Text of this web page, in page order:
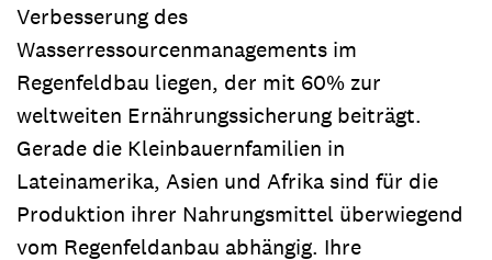
Verbesserung des
Wasserressourcenmanagements im
Regenfeldbau liegen, der mit 60% zur
weltweiten Ernährungssicherung beiträgt.
Gerade die Kleinbauernfamilien in
Lateinamerika, Asien und Afrika sind für die
Produktion ihrer Nahrungsmittel überwiegend
vom Regenfeldanbau abhängig. Ihre